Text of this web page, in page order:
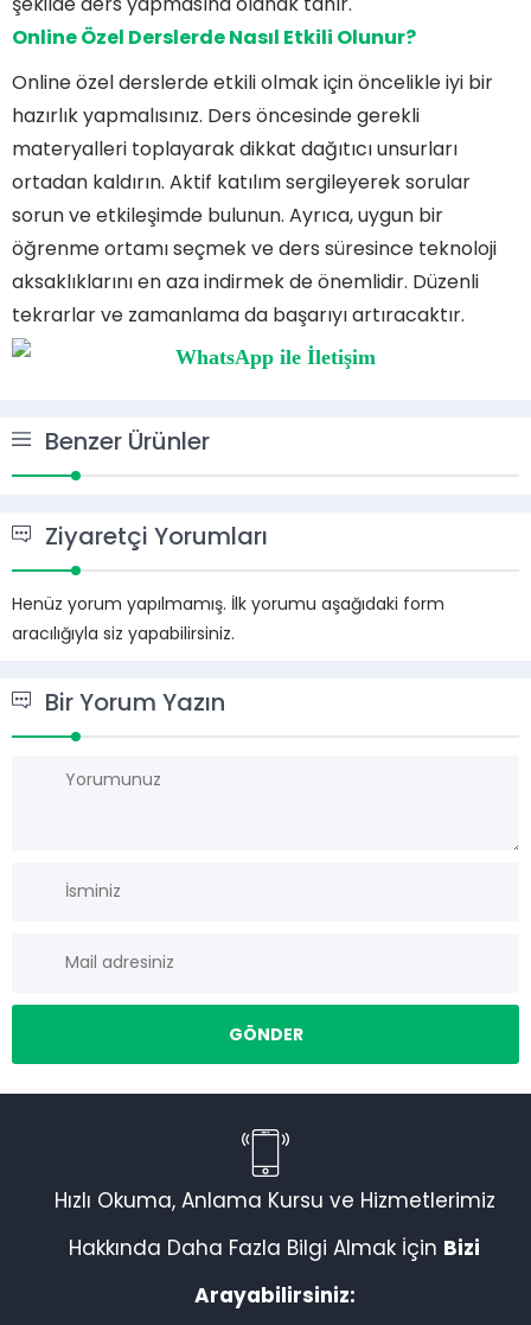
Online Özel Derslerde Nasıl Etkili Olunur?
Online özel derslerde etkili olmak için öncelikle iyi bir
hazırlık yapmalısınız. Ders öncesinde gerekli
materyalleri toplayarak dikkat dağıtıcı unsurları
ortadan kaldırın. Aktif katılım sergileyerek sorular
sorun ve etkileşimde bulunun. Ayrıca, uygun bir
öğrenme ortamı seçmek ve ders süresince teknoloji
aksaklıklarını en aza indirmek de önemlidir. Düzenli
tekrarlar ve zamanlama da başarıyı artıracaktır.
Benzer Ürünler
Ziyaretçi Yorumları
Henüz yorum yapılmamış. İlk yorumu aşağıdaki form
aracılığıyla siz yapabilirsiniz.
Bir Yorum Yazın
Hızlı Okuma, Anlama Kursu ve Hizmetlerimiz
Hakkında Daha Fazla Bilgi Almak İçin Bizi
Arayabilirsiniz:
Müşteri Temsilcisi
Cevap Yaz